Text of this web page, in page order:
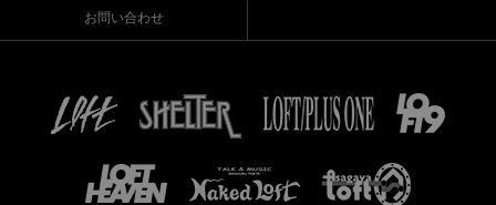
お問い合わせ